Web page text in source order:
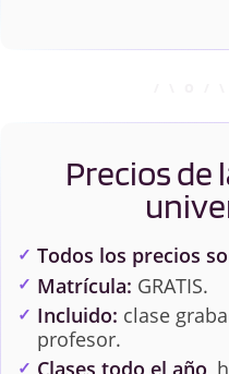
Precios de
Todos los precios
Matrícula: GRATIS.
Incluido: clase
profesor.
Clases todo el año ,